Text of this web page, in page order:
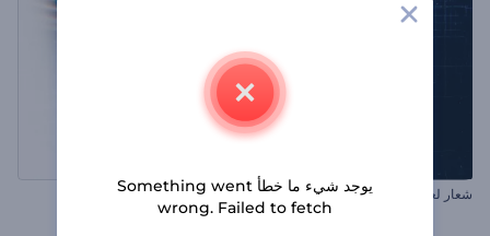
شعار لعبة الحجر المكهرب كشف شعار بتصميم واضح
يوجد شيء ما خطأ Something went
wrong. Failed to fetch